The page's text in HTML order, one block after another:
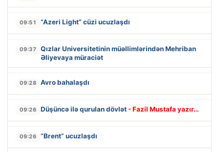
09:51 “Azeri Light” cüzi ucuzlaşdı
09:37
Qızlar Universitetinin müəllimlərindən Mehriban
Əliyevaya müraciət
09:28 Avro bahalaşdı
09:26 Düşüncə ilə qurulan dövlət - Fazil Mustafa yazır…
09:26 “Brent” ucuzlaşdı